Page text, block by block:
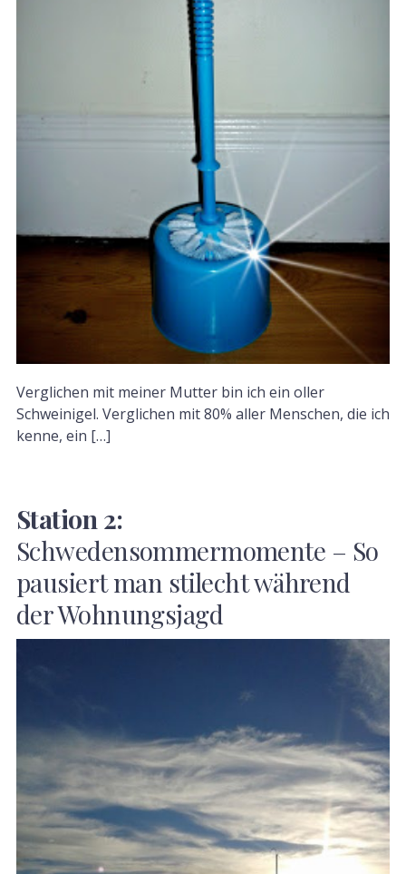
Verglichen mit meiner Mutter bin ich ein oller
Schweinigel. Verglichen mit 80% aller Menschen, die ich
kenne, ein […]
Station 2:
Schwedensommermomente – So
pausiert man stilecht während
der Wohnungsjagd